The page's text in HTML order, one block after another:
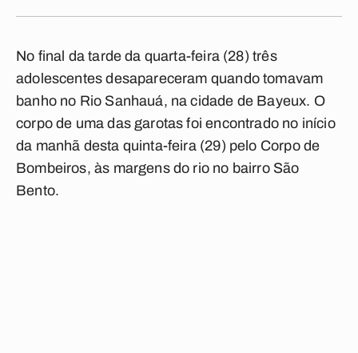
No final da tarde da quarta-feira (28) três
adolescentes desapareceram quando tomavam
banho no Rio Sanhauá, na cidade de Bayeux. O
corpo de uma das garotas foi encontrado no início
da manhã desta quinta-feira (29) pelo Corpo de
Bombeiros, às margens do rio no bairro São
Bento.